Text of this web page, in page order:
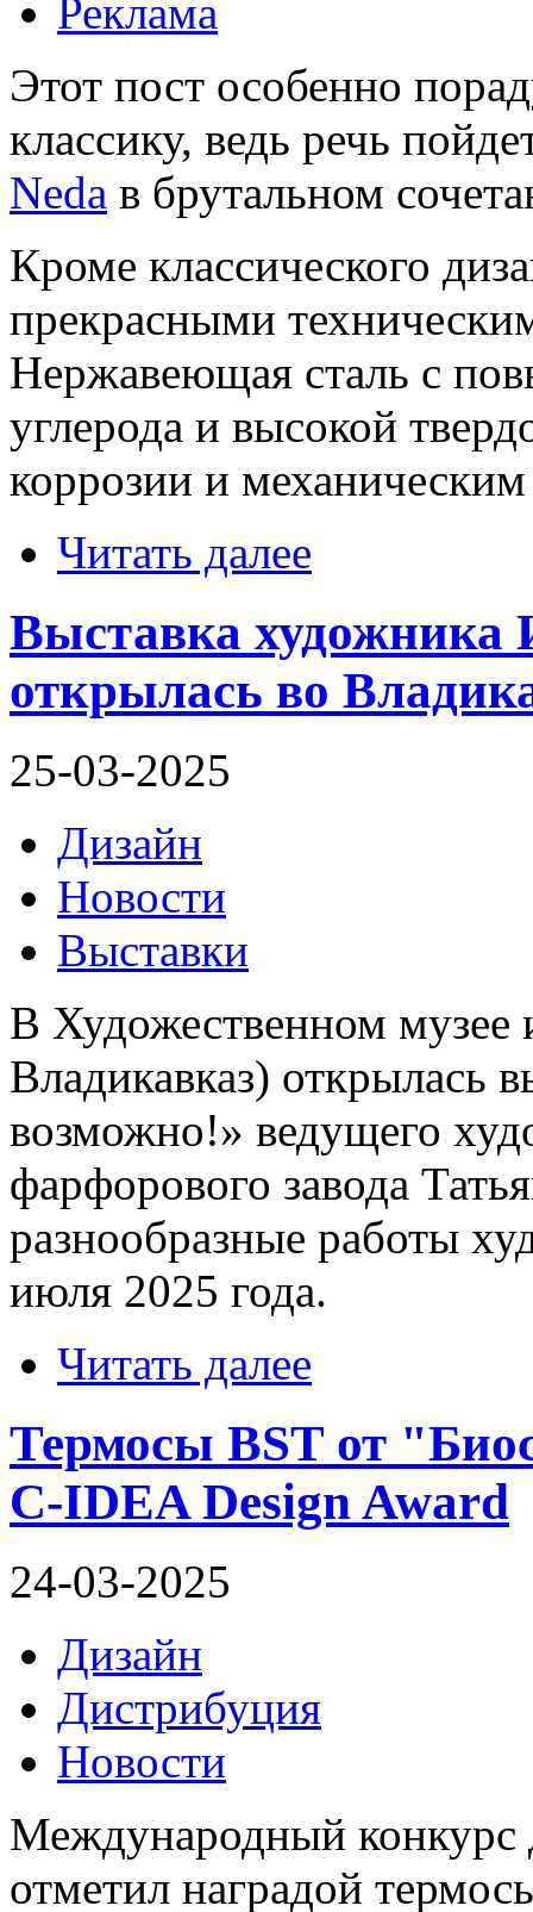
Реклама
Этот пост особенно
классику, ведь речь
Neda в брутальном
Кроме классического
прекрасными
Нержавеющая сталь с
углерода и высокой
коррозии и
Читать далее
Выставка
открылась во
25-03-2025
Дизайн
Новости
Выставки
В Художественном музее
Владикавказ) открылась
возможно!» ведущего
фарфорового завода
разнообразные работы
июля 2025 года.
Читать далее
Термосы BST от
C-IDEA Design Award
24-03-2025
Дизайн
Дистрибуция
Новости
Международный конкурс
отметил наградой